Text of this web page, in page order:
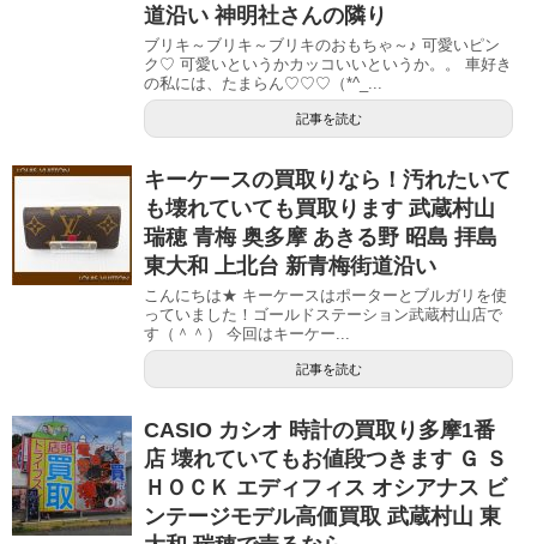
道沿い 神明社さんの隣り
ブリキ～ブリキ～ブリキのおもちゃ～♪ 可愛いピン
ク♡ 可愛いというかカッコいいというか。。 車好き
の私には、たまらん♡♡♡（*^_...
記事を読む
キーケースの買取りなら！汚れたいて
も壊れていても買取ります 武蔵村山
瑞穂 青梅 奥多摩 あきる野 昭島 拝島
東大和 上北台 新青梅街道沿い
こんにちは★ キーケースはポーターとブルガリを使
っていました！ゴールドステーション武蔵村山店で
す（＾＾） 今回はキーケー...
記事を読む
CASIO カシオ 時計の買取り多摩1番
店 壊れていてもお値段つきます Ｇ Ｓ
ＨＯＣＫ エディフィス オシアナス ビ
ンテージモデル高価買取 武蔵村山 東